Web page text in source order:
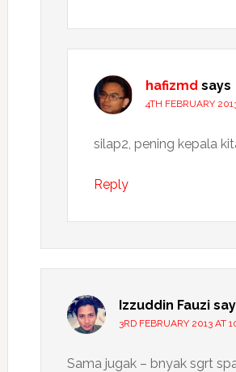
hafizmd says
4TH FEBRUARY
silap2, pening kepala
Reply
Izzuddin Fauzi
3RD FEBRUARY 2013 AT
Sama jugak – bnyak sgrt